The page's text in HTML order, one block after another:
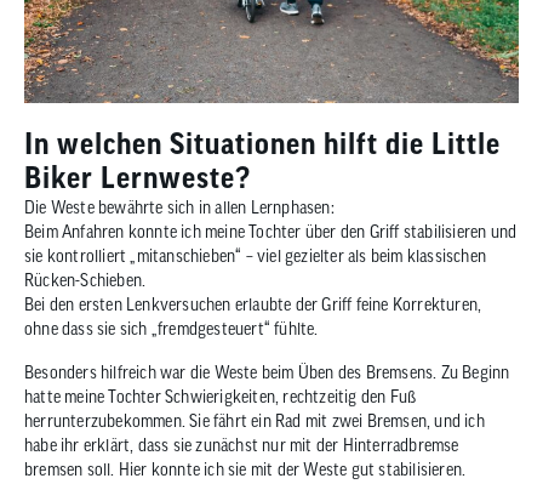
In welchen Situationen hilft die Little
Biker Lernweste?
Die Weste bewährte sich in allen Lernphasen:
Beim Anfahren konnte ich meine Tochter über den Griff stabilisieren und
sie kontrolliert „mitanschieben“ – viel gezielter als beim klassischen
Rücken-Schieben.
Bei den ersten Lenkversuchen erlaubte der Griff feine Korrekturen,
ohne dass sie sich „fremdgesteuert“ fühlte.
Besonders hilfreich war die Weste beim Üben des Bremsens. Zu Beginn
hatte meine Tochter Schwierigkeiten, rechtzeitig den Fuß
herrunterzubekommen. Sie fährt ein Rad mit zwei Bremsen, und ich
habe ihr erklärt, dass sie zunächst nur mit der Hinterradbremse
bremsen soll. Hier konnte ich sie mit der Weste gut stabilisieren.